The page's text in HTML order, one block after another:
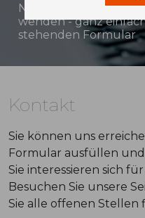
Natürlich können Sie
wenden - ganz
stehenden Formular
Kontakt
Sie können uns
Formular ausfüllen und
Sie interessieren sich
Besuchen Sie unsere
Sie alle offenen Stellen